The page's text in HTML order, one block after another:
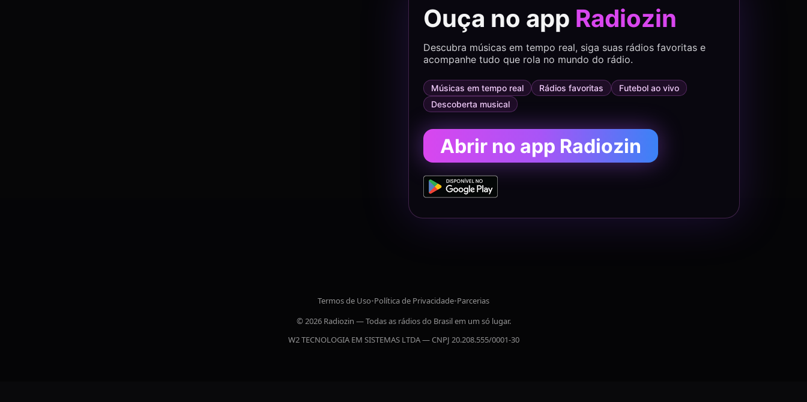
Ouça no app Radiozin
Descubra músicas em tempo real, siga suas rádios favoritas e
acompanhe tudo que rola no mundo do rádio.
Músicas em tempo real Rádios favoritas
Futebol ao vivo
Descoberta musical
Abrir no app Radiozin
Termos de Uso•Política de Privacidade•Parcerias
© 2026 Radiozin — Todas as rádios do Brasil em um só lugar.
W2 TECNOLOGIA EM SISTEMAS LTDA — CNPJ 20.208.555/0001-30